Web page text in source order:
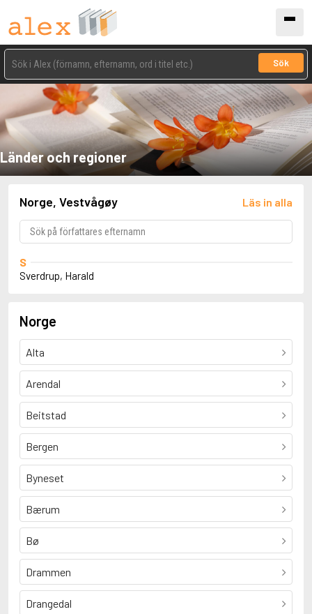
Sök
Länder och regioner
Norge, Vestvågøy Läs in alla
S
Sverdrup, Harald
Norge
Alta
Arendal
Beitstad
Bergen
Byneset
Bærum
Bø
Drammen
Drangedal